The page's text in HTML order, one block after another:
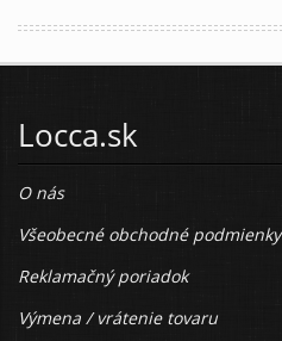
Locca.sk
O nás
Všeobecné obchodné podmienky
Reklamačný poriadok
Výmena / vrátenie tovaru